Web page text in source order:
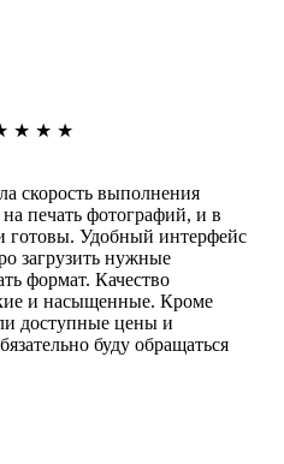
★ ★ ★
скорость выполнения
на печать фотографий, и в
готовы. Удобный интерфейс
загрузить нужные
формат. Качество
и насыщенные. Кроме
доступные цены и
буду обращаться